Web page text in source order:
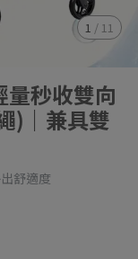
1 / 11
量秒收雙向
)｜兼具雙
舒適度